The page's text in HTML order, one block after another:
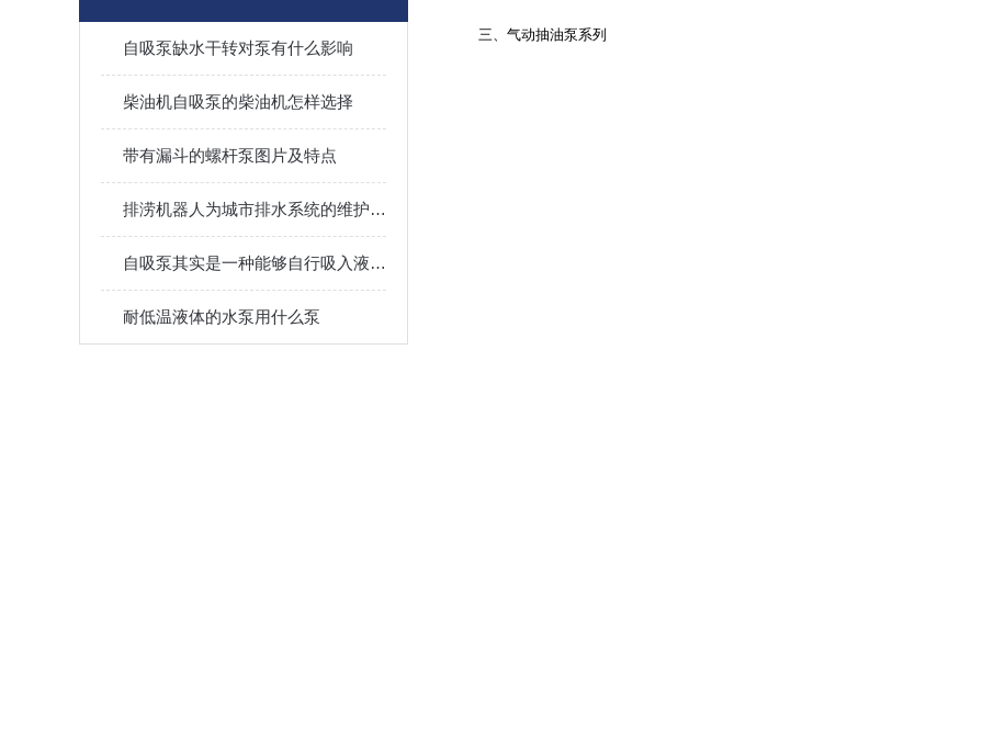
自吸泵缺水干转对泵有什么影响
柴油机自吸泵的柴油机怎样选择
带有漏斗的螺杆泵图片及特点
排涝机器人为城市排水系统的维护和管理提供了有效的解决方案
自吸泵其实是一种能够自行吸入液体的离心泵
耐低温液体的水泵用什么泵
三、气动抽油泵系列